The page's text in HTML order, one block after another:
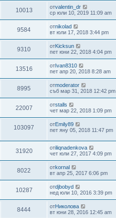
10013 отvalentin_dr
ср юли 10, 2019 11:09 am
9584 отnikolad
вт юли 17, 2018 3:44 pm
9310 отKicksun
пет юни 22, 2018 4:04 pm
13516 отIvan8310
пет апр 20, 2018 8:28 am
8995 отmoderator
съб мар 31, 2018 12:42 pm
22007 отstalls
чет мар 22, 2018 1:09 pm
103097 отEmily89
пет яну 05, 2018 11:47 pm
31920 отiliqnadenkova
чет юли 27, 2017 4:09 pm
8022 отkornal
вт апр 25, 2017 6:06 pm
10287 отdjbobyd
нед юли 10, 2016 3:39 pm
8444 отНиколова
вт юни 28, 2016 12:45 am